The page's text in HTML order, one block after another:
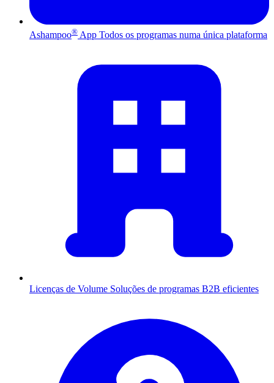
Ashampoo® App Todos os programas numa única plataforma
Licenças de Volume Soluções de programas B2B eficientes